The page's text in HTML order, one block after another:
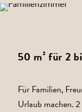
50 m² für 2
Für Familien,
Urlaub machen.